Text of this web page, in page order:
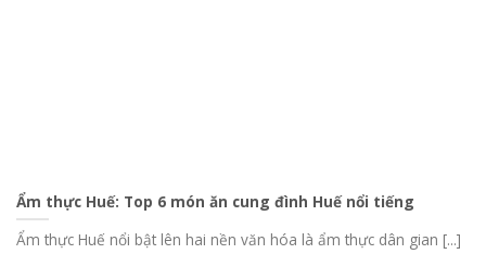
Ẩm thực Huế: Top 6 món ăn cung đình Huế nổi tiếng
Ẩm thực Huế nổi bật lên hai nền văn hóa là ẩm thực dân gian [...]